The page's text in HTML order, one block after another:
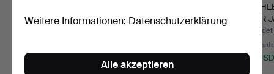
DESIGN, "ROCKET"
93 USD
STEHLAMPE, GLOBUS
50ER
4
58 USD
Weitere Informationen: Datenschutzerklärung
Alle akzeptieren